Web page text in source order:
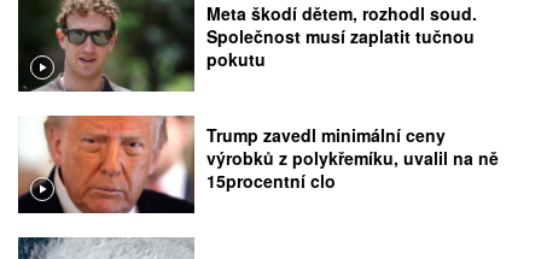
Meta škodí dětem, rozhodl soud.
Společnost musí zaplatit tučnou
pokutu
Trump zavedl minimální ceny
výrobků z polykřemíku, uvalil na ně
15procentní clo